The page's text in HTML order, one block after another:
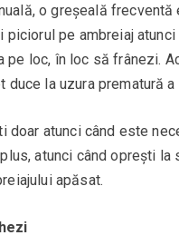
o greșeală
pe ambreiaj
loc, în loc să frânezi.
la uzura prematură a
atunci când este
atunci când oprești la
apăsat.